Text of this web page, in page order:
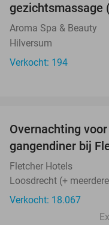
gezichtsmassage
Aroma Spa & Beauty
Hilversum
Verkocht: 194
Overnachting
gangendiner bij
Fletcher Hotels
Loosdrecht (+
Verkocht: 18.067